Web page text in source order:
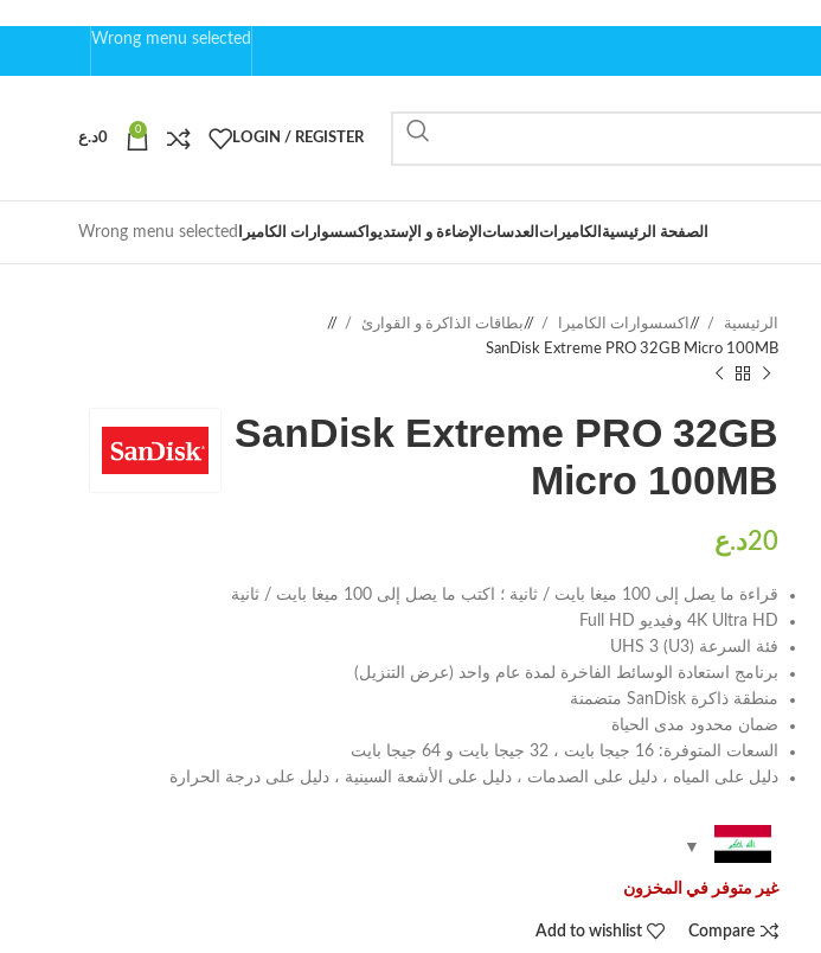
Wrong menu selected
LOGIN / REGISTER
0
0د.ع
الصفحة الرئيسية الكاميرات العدسات الإضاءة و الإستديو اكسسوارات الكاميرا Wrong menu selected
الرئيسية / اكسسوارات الكاميرا / بطاقات الذاكرة و القوارئ
/
SanDisk Extreme PRO 32GB Micro 100MB
SanDisk Extreme PRO 32GB
Micro 100MB
قراءة ما يصل إلى 100 ميغا بايت / ثانية ؛ اكتب ما يصل إلى 100 ميغا بايت / ثانية
4K Ultra HD وفيديو Full HD
فئة السرعة UHS 3 (U3)
برنامج استعادة الوسائط الفاخرة لمدة عام واحد (عرض التنزيل)
منطقة ذاكرة SanDisk متضمنة
ضمان محدود مدى الحياة
السعات المتوفرة: 16 جيجا بايت ، 32 جيجا بايت و 64 جيجا بايت
دليل على المياه ، دليل على الصدمات ، دليل على الأشعة السينية ، دليل على درجة الحرارة
غير متوفر في المخزون
Compare
Add to wishlist